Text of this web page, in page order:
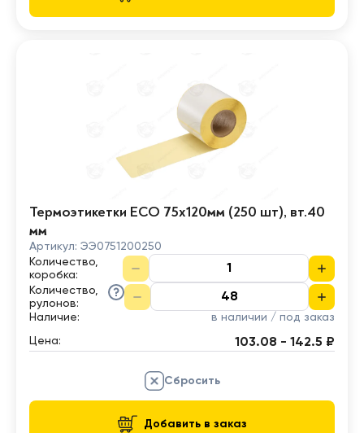
Термоэтикетки ECO 75х120мм (250 шт), вт.40
мм
Артикул: ЭЭ0751200250
Количество,
коробка:
Количество,
рулонов:
Наличие:
в наличии / под заказ
Цена: 103.08 - 142.5 ₽
Сбросить
Добавить в заказ